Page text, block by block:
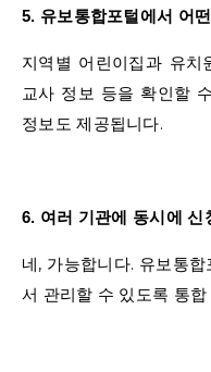
5. 유보통합포털에서 어
지역별 어린이집과 유
교사 정보 등을 확인할
정보도 제공됩니다.
6. 여러 기관에 동시에 신
네, 가능합니다. 유보통
서 관리할 수 있도록 통